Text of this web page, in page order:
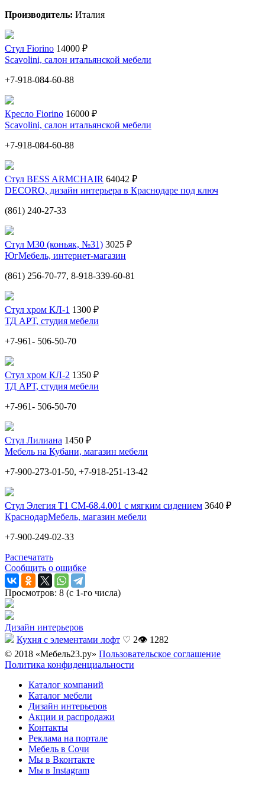
Производитель: Италия
Стул Fiorino 14000 ₽
Scavolini, салон итальянской мебели
+7-918-084-60-88
Кресло Fiorino 16000 ₽
Scavolini, салон итальянской мебели
+7-918-084-60-88
Стул BESS ARMCHAIR 64042 ₽
DECORO, дизайн интерьера в Краснодаре под ключ
(861) 240-27-33
Стул М30 (коньяк, №31) 3025 ₽
ЮгМебель, интернет-магазин
(861) 256-70-77, 8-918-339-60-81
Стул хром КЛ-1 1300 ₽
ТД АРТ, студия мебели
+7-961- 506-50-70
Стул хром КЛ-2 1350 ₽
ТД АРТ, студия мебели
+7-961- 506-50-70
Стул Лилиана 1450 ₽
Мебель на Кубани, магазин мебели
+7-900-273-01-50, +7-918-251-13-42
Стул Элегия Т1 СМ-68.4.001 с мягким сидением 3640 ₽
КраснодарМебель, магазин мебели
+7-900-249-02-33
Распечатать
Сообщить о ошибке
Просмотров: 8 (с 1-го числа)
Дизайн интерьеров
Кухня с элементами лофт ♡ 2👁 1282
© 2018 «Мебель23.ру» Пользовательское соглашение
Политика конфиденциальности
Каталог компаний
Каталог мебели
Дизайн интерьеров
Акции и распродажи
Контакты
Реклама на портале
Мебель в Сочи
Мы в Вконтакте
Мы в Instagram